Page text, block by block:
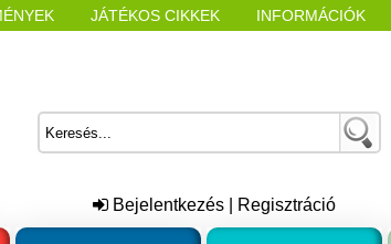
JÁTÉKOS CIKKEK INFORMÁCIÓK
Bejelentkezés Regisztráció